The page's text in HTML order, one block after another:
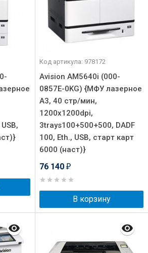
Код артикула: 978172
Avision AM5640i (000-
0857E-0KG) {МФУ лазерное
A3, 40 стр/мин,
1200x1200dpi,
3trays100+500+500, DADF
100, Eth., USB, старт карт
6000 (наст)}
76 140 ₽
В корзину